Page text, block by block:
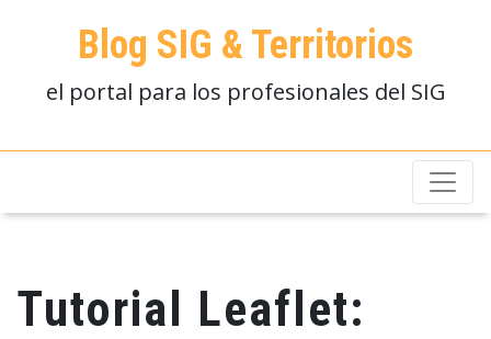
Blog SIG & Territorios
el portal para los profesionales del SIG
Tutorial Leaflet: